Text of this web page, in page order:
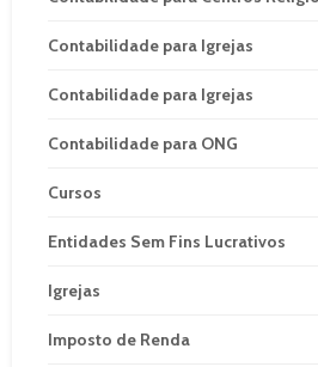
Contabilidade para Igrejas
Contabilidade para Igrejas
Contabilidade para ONG
Cursos
Entidades Sem Fins Lucrativos
Igrejas
Imposto de Renda